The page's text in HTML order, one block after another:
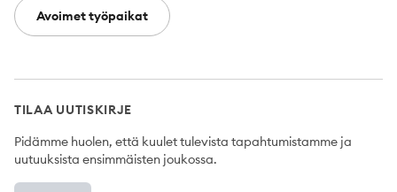
Avoimet työpaikat
TILAA UUTISKIRJE
Pidämme huolen, että kuulet tulevista tapahtumistamme ja
uutuuksista ensimmäisten joukossa.